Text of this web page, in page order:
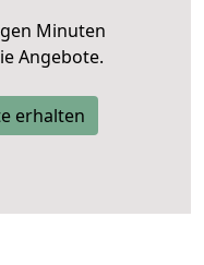
Minuten
Angebote.
erhalten